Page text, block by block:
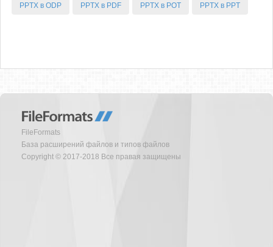
PPTX в ODP PPTX в PDF PPTX в POT PPTX в PPT
FileFormats
База расширений файлов и типов файлов
Copyright © 2017-2018 Все правая защищены